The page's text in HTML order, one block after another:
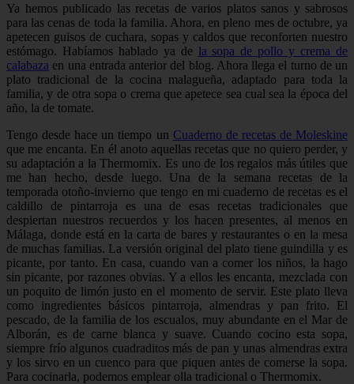
Ya hemos publicado las recetas de varios platos sanos y sabrosos
para las cenas de toda la familia. Ahora, en pleno mes de octubre, ya
apetecen guisos de cuchara, sopas y caldos que reconforten nuestro
estómago. Habíamos hablado ya de la sopa de pollo y crema de
calabaza en una entrada anterior del blog. Ahora llega el turno de un
plato tradicional de la cocina malagueña, adaptado para toda la
familia, y de otra sopa o crema que apetece sea cual sea la época del
año, la de tomate.
Tengo desde hace un tiempo un Cuaderno de recetas de Moleskine
que me encanta. En él anoto aquellas recetas que no quiero perder, y
su adaptación a la Thermomix. Es uno de los regalos más útiles que
me han hecho, desde luego. Una de la semana recetas de la
temporada otoño-invierno que tengo en mi cuaderno de recetas es el
caldillo de pintarroja es una de esas recetas tradicionales que
despiertan nuestros recuerdos y los hacen presentes, al menos en
Málaga, donde está en la carta de bares y restaurantes o en la mesa
de muchas familias. La versión original del plato tiene guindilla y es
picante, por tanto. En casa, cuando van a comer los niños, la hago
sin picante, por razones obvias. Y a ellos les encanta, mezclada con
un poquito de limón justo en el momento de servir. Este plato lleva
como ingredientes básicos pintarroja, almendras y pan frito. El
pescado, de la familia de los escualos, muy abundante en el Mar de
Alborán, es de carne blanca y suave. Cuando cocino esta sopa,
siempre frío algunos cuadraditos más de pan y unas almendras extra
y los sirvo en un cuenco para que piquen antes de comerse la sopa.
Para cocinarla, podemos emplear olla tradicional o Thermomix.